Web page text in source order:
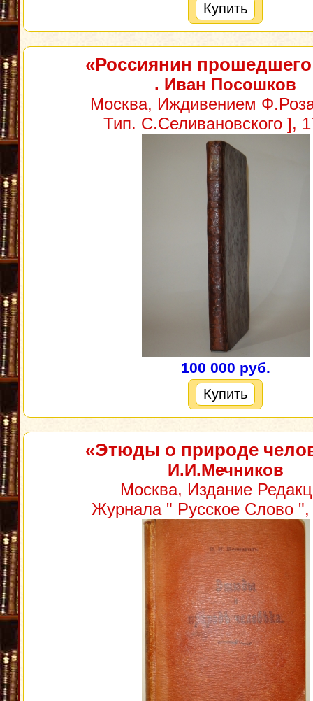
Купить
«Россиянин прошедшего
. Иван Посошков
Москва, Иждивением
Тип. С.Селивановского ],
100 000 руб.
Купить
«Этюды о природе
И.И.Мечников
Москва, Издание
Журнала " Русское Слово ",